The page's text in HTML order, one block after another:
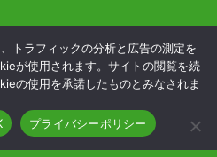
記
望の方はこちら
トラフィックの分析と広告の測定を
が使用されます。サイトの閲覧を続
の使用を承諾したものとみなされま
プライバシーポリシー